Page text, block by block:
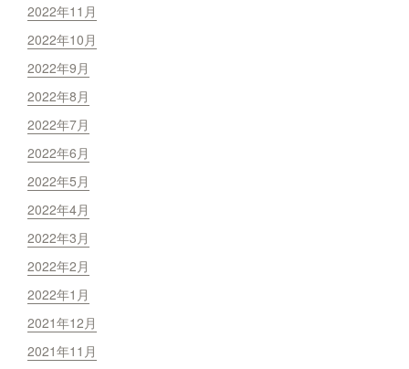
2022年11月
2022年10月
2022年9月
2022年8月
2022年7月
2022年6月
2022年5月
2022年4月
2022年3月
2022年2月
2022年1月
2021年12月
2021年11月